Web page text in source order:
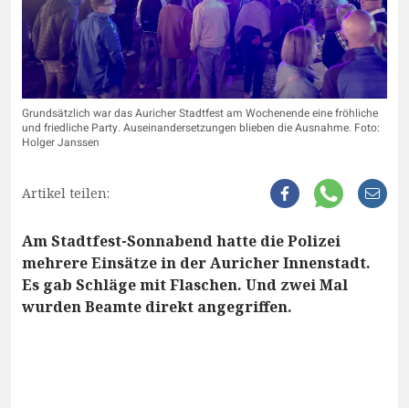
Grundsätzlich war das Auricher Stadtfest am Wochenende eine fröhliche
und friedliche Party. Auseinandersetzungen blieben die Ausnahme. Foto:
Holger Janssen
Artikel teilen:
Am Stadtfest-Sonnabend hatte die Polizei
mehrere Einsätze in der Auricher Innenstadt.
Es gab Schläge mit Flaschen. Und zwei Mal
wurden Beamte direkt angegriffen.